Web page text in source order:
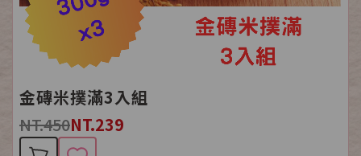
金磚米撲滿3入組
NT.450NT.239